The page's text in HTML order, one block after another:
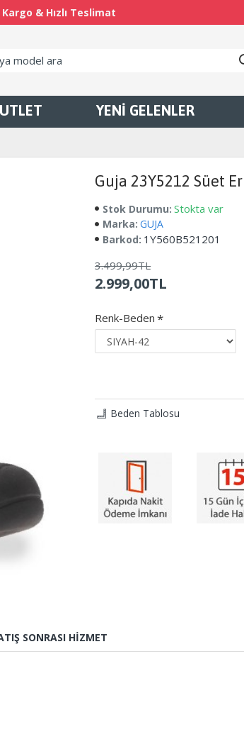
Kargo & Hızlı Teslimat
YENİ GELENLER
Guja 23Y5212 Süet
Stok Durumu: Stokta var
Marka: GUJA
Barkod: 1Y560B521201
2.999,00TL
3.499,99TL
Renk-Beden
Beden Tablosu
SONRASI HIZMET